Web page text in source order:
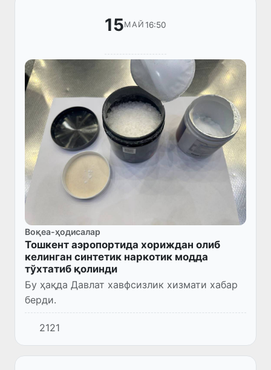
15МАЙ 16:50
Воқеа-ҳодисалар
Тошкент аэропортида хориждан олиб
келинган синтетик наркотик модда
тўхтатиб қолинди
Бу ҳақда Давлат хавфсизлик хизмати хабар
берди.
2121